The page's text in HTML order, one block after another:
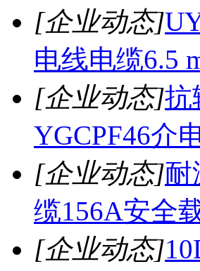
[企业动态]
电线电缆6.5
[企业动态]抗
YGCPF46介
[企业动态]耐
缆156A安全
[企业动态]